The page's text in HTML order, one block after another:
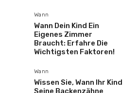
Wann
Wann Dein Kind Ein
Eigenes Zimmer
Braucht: Erfahre Die
Wichtigsten Faktoren!
Wann
Wissen Sie, Wann Ihr Kind
Seine Backenzähne